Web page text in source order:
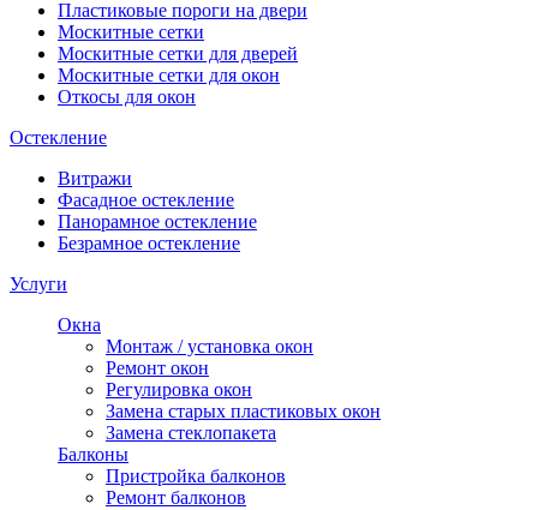
Пластиковые пороги на двери
Москитные сетки
Москитные сетки для дверей
Москитные сетки для окон
Откосы для окон
Остекление
Витражи
Фасадное остекление
Панорамное остекление
Безрамное остекление
Услуги
Окна
Монтаж / установка окон
Ремонт окон
Регулировка окон
Замена старых пластиковых окон
Замена стеклопакета
Балконы
Пристройка балконов
Ремонт балконов